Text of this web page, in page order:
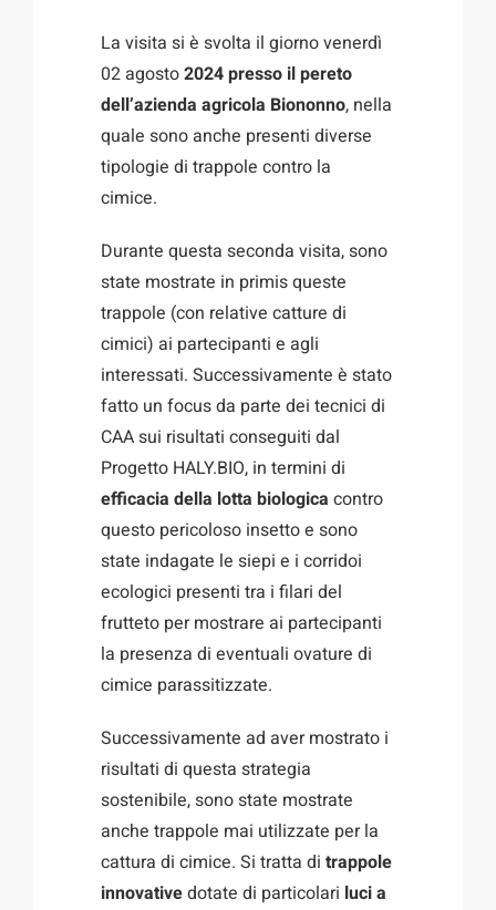
La visita si è svolta il giorno venerdì
02 agosto2024 presso il pereto
dell’azienda agricola Biononno, nella
quale sono anche presenti diverse
tipologie di trappole contro la
cimice.
Durante questa seconda visita, sono
state mostrate in primis queste
trappole (con relative catture di
cimici) ai partecipanti e agli
interessati. Successivamente è stato
fatto un focus da parte dei tecnici di
CAA sui risultati conseguiti dal
Progetto HALY.BIO, in termini di
efficacia della lotta biologica contro
questo pericoloso insetto e sono
state indagate le siepi e i corridoi
ecologici presenti tra i filari del
frutteto per mostrare ai partecipanti
la presenza di eventuali ovature di
cimice parassitizzate.
Successivamente ad aver mostrato i
risultati di questa strategia
sostenibile, sono state mostrate
anche trappole mai utilizzate per la
cattura di cimice. Si tratta ditrappole
innovativedotate di particolari luci a